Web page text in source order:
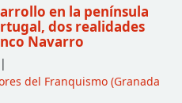
en la península
dos realidades
Navarro
del Franquismo(Granada